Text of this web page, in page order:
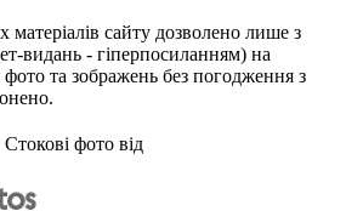
матеріалів сайту дозволено лише з
видань - гіперпосиланням) на
та зображень без погодження з
Стокові фото від